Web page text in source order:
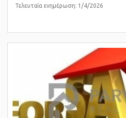
Τελευταία ενημέρωση: 1/4/2026